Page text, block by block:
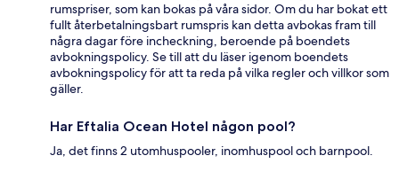
rumspriser, som kan bokas på våra sidor. Om du har bokat ett
fullt återbetalningsbart rumspris kan detta avbokas fram till
några dagar före incheckning, beroende på boendets
avbokningspolicy. Se till att du läser igenom boendets
avbokningspolicy för att ta reda på vilka regler och villkor som
gäller.
Har Eftalia Ocean Hotel någon pool?
Ja, det finns 2 utomhuspooler, inomhuspool och barnpool.